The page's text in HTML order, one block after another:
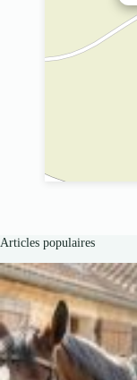
Articles populaires